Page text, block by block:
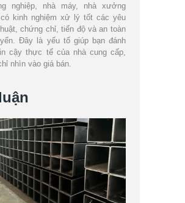
nghiệp, nhà máy, nhà xưởng
kinh nghiệm xử lý tốt các yêu
chứng chỉ, tiến độ và an toàn
Đây là yếu tố giúp bạn đánh
cậy thực tế của nhà cung cấp,
nhìn vào giá bán.